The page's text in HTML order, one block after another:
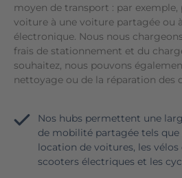
moyen de transport : par exemple,
voiture à une voiture partagée ou
électronique. Nous nous
frais de stationnement et du
souhaitez, nous pouvons
nettoyage ou de la réparation des
Nos hubs permettent une
de mobilité partagée tels que
location de voitures, les vélos
scooters électriques et les